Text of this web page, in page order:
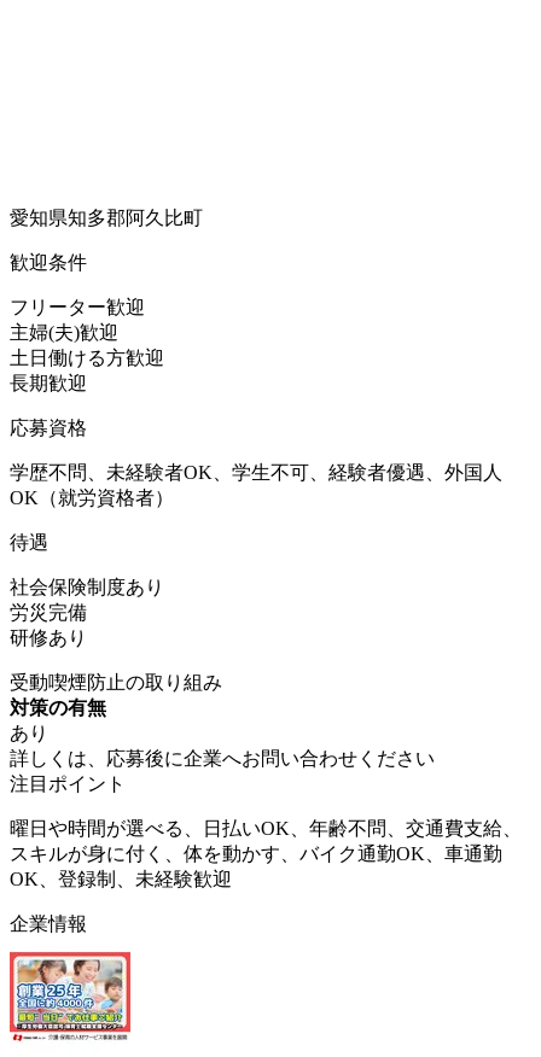
愛知県知多郡阿久比町
歓迎条件
フリーター歓迎
主婦(夫)歓迎
土日働ける方歓迎
長期歓迎
応募資格
学歴不問、未経験者OK、学生不可、経験者優遇、外国人
OK（就労資格者）
待遇
社会保険制度あり
労災完備
研修あり
受動喫煙防止の取り組み
対策の有無
あり
詳しくは、応募後に企業へお問い合わせください
注目ポイント
曜日や時間が選べる、日払いOK、年齢不問、交通費支給、
スキルが身に付く、体を動かす、バイク通勤OK、車通勤
OK、登録制、未経験歓迎
企業情報